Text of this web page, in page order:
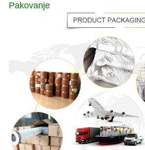
Pakovanje